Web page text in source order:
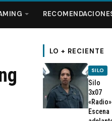
LO + RECIENTE
SILO
Silo
3x07
Escena